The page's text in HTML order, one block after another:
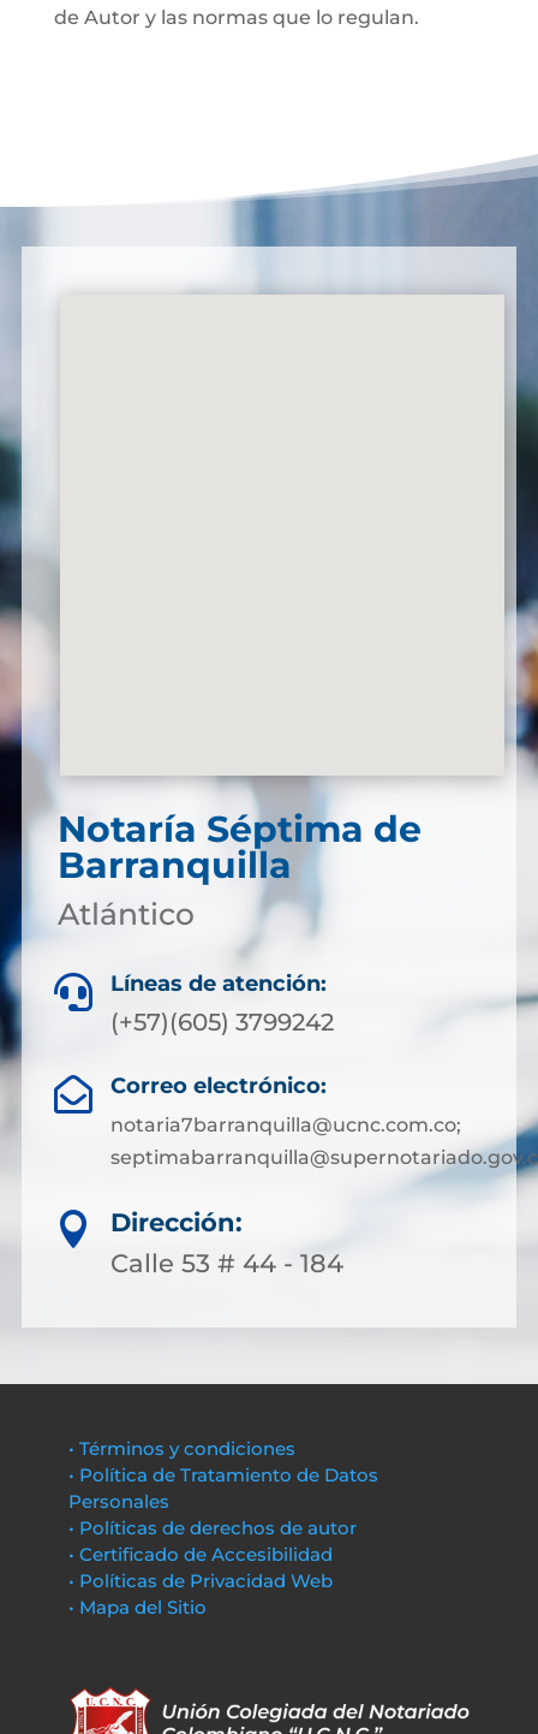
de Autor y las normas que lo regulan.
Notaría Séptima de
Barranquilla
Atlántico
 Líneas de atención:
(+57)(605) 3799242
 Correo electrónico:
notaria7barranquilla@ucnc.com.co;

Dirección:
Calle 53 # 44 - 184
• Términos y condiciones
• Política de Tratamiento de Datos
Personales
• Políticas de derechos de autor
• Certificado de Accesibilidad
• Políticas de Privacidad Web
• Mapa del Sitio